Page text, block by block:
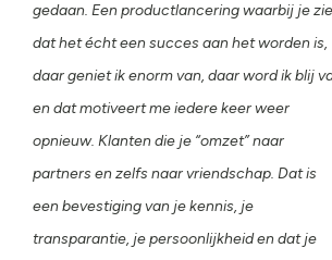
gedaan. Een productlancering waarbij je
dat het écht een succes aan het worden is,
daar geniet ik enorm van, daar word ik blij
en dat motiveert me iedere keer weer
opnieuw. Klanten die je “omzet” naar
partners en zelfs naar vriendschap. Dat is
een bevestiging van je kennis, je
transparantie, je persoonlijkheid en dat je